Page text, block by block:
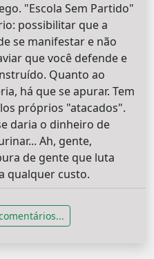
"Escola Sem Partido"
possibilitar que a
se manifestar e não
que você defende e
Quanto ao
há que se apurar. Tem
próprios "atacados".
daria o dinheiro de
Ah, gente,
de gente que luta
qualquer custo.